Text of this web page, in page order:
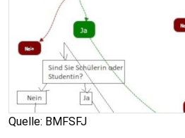
Quelle: BMFSFJ